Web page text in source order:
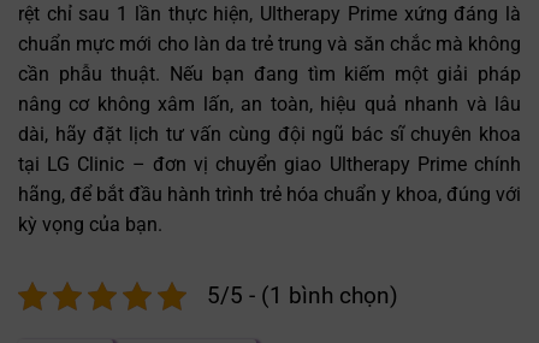
rệt chỉ sau 1 lần thực hiện, Ultherapy Prime xứng đáng là
chuẩn mực mới cho làn da trẻ trung và săn chắc mà không
cần phẫu thuật. Nếu bạn đang tìm kiếm một giải pháp
nâng cơ không xâm lấn, an toàn, hiệu quả nhanh và lâu
dài, hãy đặt lịch tư vấn cùng đội ngũ bác sĩ chuyên khoa
tại LG Clinic – đơn vị chuyển giao Ultherapy Prime chính
hãng, để bắt đầu hành trình trẻ hóa chuẩn y khoa, đúng với
kỳ vọng của bạn.
5/5 - (1 bình chọn)